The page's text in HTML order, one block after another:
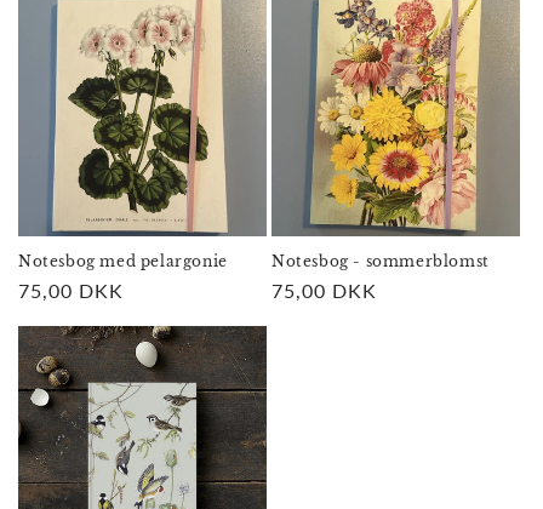
Notesbog med pelargonie
Normalpris
75,00 DKK
Notesbog - sommerblomst
Normalpris
75,00 DKK